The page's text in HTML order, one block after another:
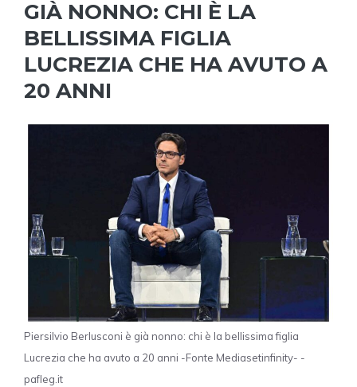
GIÀ NONNO: CHI È LA
BELLISSIMA FIGLIA
LUCREZIA CHE HA AVUTO A
20 ANNI
Piersilvio Berlusconi è già nonno: chi è la bellissima figlia
Lucrezia che ha avuto a 20 anni -Fonte Mediasetinfinity- -
pafleg.it